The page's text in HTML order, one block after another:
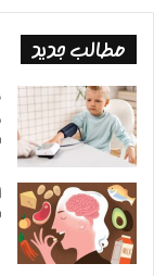
مطالب جدید